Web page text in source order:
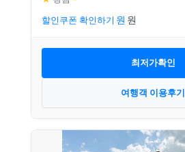
할인쿠폰 확인하기
최저가확인
여행객 이용후기